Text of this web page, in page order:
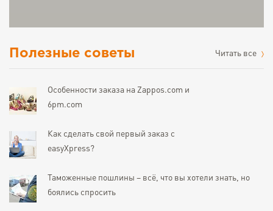
Полезные советы Читать все
Особенности заказа на Zappos.com и
6pm.com
Как сделать свой первый заказ с
easyXpress?
Таможенные пошлины – всё, что вы хотели знать, но
боялись спросить